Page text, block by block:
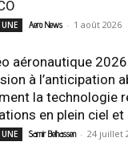
Aero News - 1 août 2026
aéronautique 2026
à l’anticipation
la technologie
en plein ciel et
Samir Belhassen - 24 juillet